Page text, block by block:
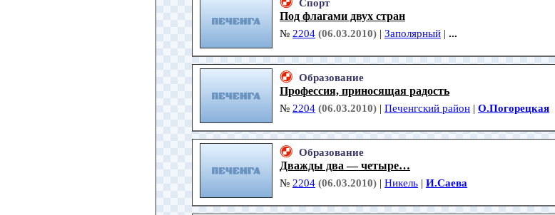
Спорт
Под флагами двух стран
№ 2204 (06.03.2010) | Заполярный | ...
Образование
Профессия, приносящая радость
№ 2204 (06.03.2010) | Печенгский район | О.Погорецкая
Образование
Дважды два — четыре…
№ 2204 (06.03.2010) | Никель | И.Саева